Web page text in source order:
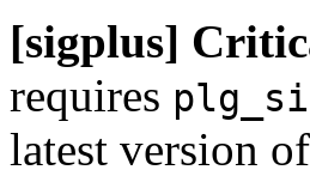
[sigplus]
requires
latest version of